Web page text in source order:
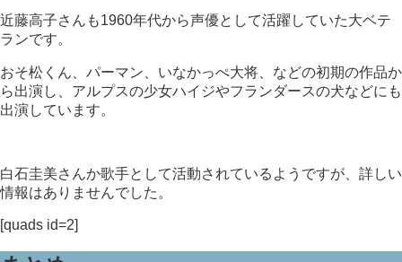
近藤高子さんも1960年代から声優として活躍していた大ベテ
ランです。
おそ松くん、パーマン、いなかっぺ大将、などの初期の作品か
ら出演し、アルプスの少女ハイジやフランダースの犬などにも
出演しています。
白石圭美さんか歌手として活動されているようですが、詳しい
情報はありませんでした。
[quads id=2]